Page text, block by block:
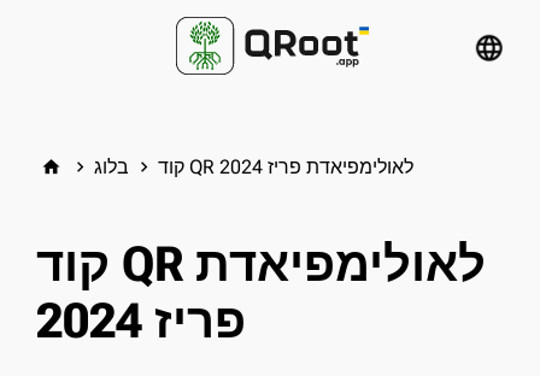
language
home keyboard_arrow_right בלוג keyboard_arrow_right קוד QR לאולימפיאדת פריז 2024
קוד QR לאולימפיאדת
פריז 2024